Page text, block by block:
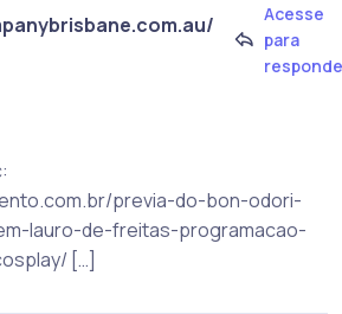
Acesse
para
previa-do-bon-odori-
lauro-de-freitas-programacao-
[…]